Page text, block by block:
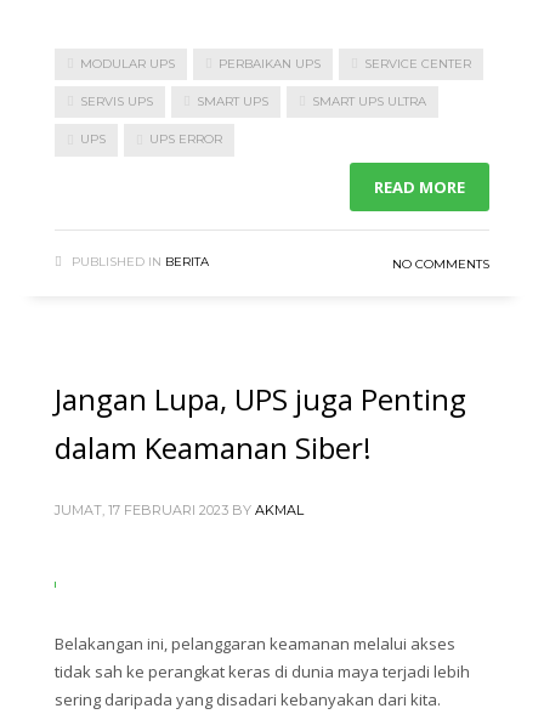
MODULAR UPS PERBAIKAN UPS SERVICE CENTER
SERVIS UPS SMART UPS SMART UPS ULTRA
UPS UPS ERROR
READ MORE
PUBLISHED IN BERITA NO COMMENTS
Jangan Lupa, UPS juga Penting
dalam Keamanan Siber!
JUMAT, 17 FEBRUARI 2023 BY AKMAL
Belakangan ini, pelanggaran keamanan melalui akses
tidak sah ke perangkat keras di dunia maya terjadi lebih
sering daripada yang disadari kebanyakan dari kita.